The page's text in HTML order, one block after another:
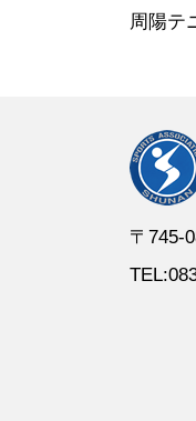
周陽テ
〒745-